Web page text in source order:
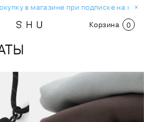
в магазине при подписке на
Корзина 0